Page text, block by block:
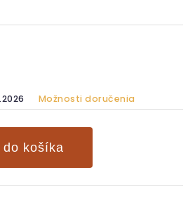
Možnosti doručenia
košíka